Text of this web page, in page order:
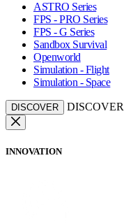
ASTRO Series
FPS - PRO Series
FPS - G Series
Sandbox Survival
Openworld
Simulation - Flight
Simulation - Space
DISCOVER DISCOVER
INNOVATION